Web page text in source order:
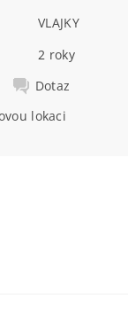
VLAJKY
2 roky
Dotaz
lokaci